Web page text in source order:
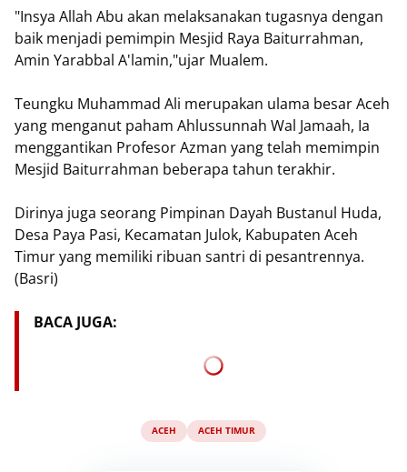
"Insya Allah Abu akan melaksanakan tugasnya dengan
baik menjadi pemimpin Mesjid Raya Baiturrahman,
Amin Yarabbal A'lamin,"ujar Mualem.
Teungku Muhammad Ali merupakan ulama besar Aceh
yang menganut paham Ahlussunnah Wal Jamaah, Ia
menggantikan Profesor Azman yang telah memimpin
Mesjid Baiturrahman beberapa tahun terakhir.
Dirinya juga seorang Pimpinan Dayah Bustanul Huda,
Desa Paya Pasi, Kecamatan Julok, Kabupaten Aceh
Timur yang memiliki ribuan santri di pesantrennya.
(Basri)
BACA JUGA:
ACEH ACEH TIMUR